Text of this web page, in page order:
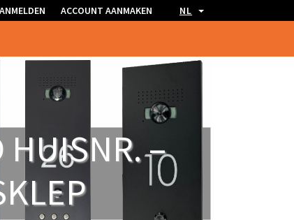
ACCOUNT AANMAKEN NL
–